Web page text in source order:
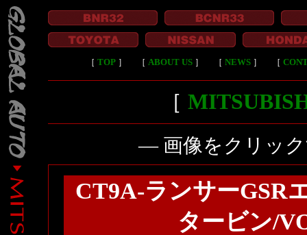
［ TOP］ ［ ABOUT US］ ［ NEWS］ ［
［
― 画像をクリッ
CT9A-ランサーGSR
タービン/